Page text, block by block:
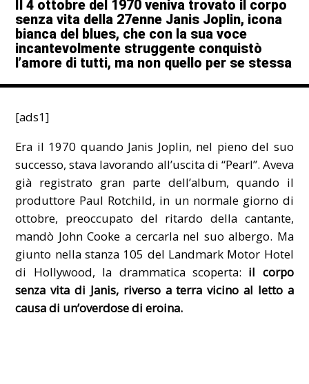
Il 4 ottobre del 1970 veniva trovato il corpo
senza vita della 27enne Janis Joplin, icona
bianca del blues, che con la sua voce
incantevolmente struggente conquistò
l’amore di tutti, ma non quello per se stessa
[ads1]
Era il 1970 quando Janis Joplin, nel pieno del suo
successo, stava lavorando all’uscita di “Pearl”. Aveva
già registrato gran parte dell’album, quando il
produttore Paul Rotchild, in un normale giorno di
ottobre, preoccupato del ritardo della cantante,
mandò John Cooke a cercarla nel suo albergo. Ma
giunto nella stanza 105 del Landmark Motor Hotel
di Hollywood, la drammatica scoperta: il corpo
senza vita di Janis, riverso a terra vicino al letto a
causa di un’overdose di eroina.